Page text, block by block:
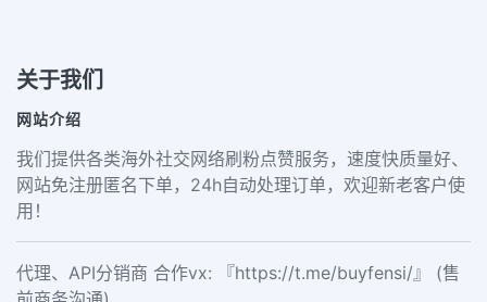
关于我们
网站介绍
我们提供各类海外社交网络刷粉点赞服务，速度快质量好、
网站免注册匿名下单，24h自动处理订单，欢迎新老客户使
用！
代理、API分销商 合作vx: 『https://t.me/buyfensi/』 (售